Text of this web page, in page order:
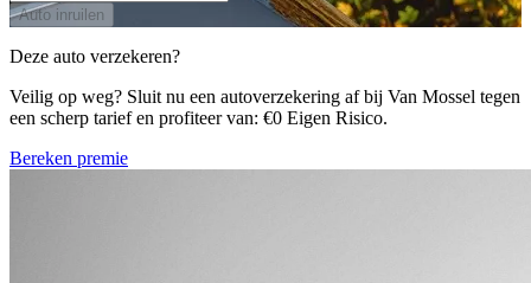
Auto inruilen
Deze auto verzekeren?
Veilig op weg? Sluit nu een autoverzekering af bij Van Mossel tegen
een scherp tarief en profiteer van: €0 Eigen Risico.
Bereken premie